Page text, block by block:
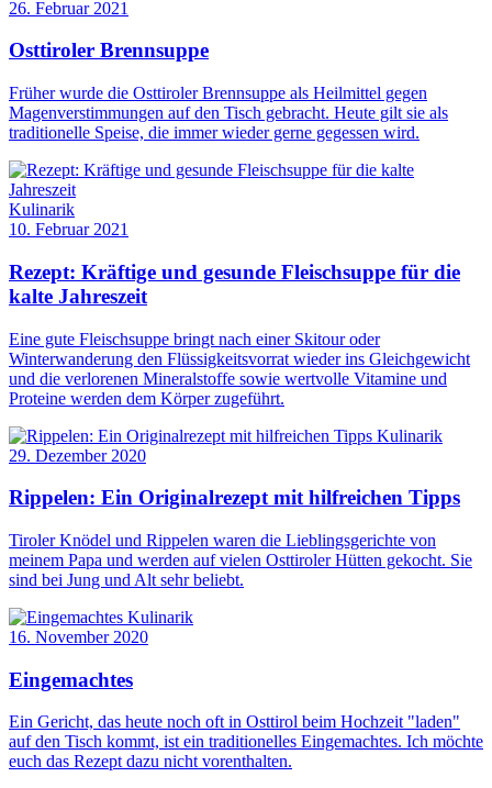
26. Februar 2021
Osttiroler Brennsuppe
Früher wurde die Osttiroler Brennsuppe als Heilmittel gegen
Magenverstimmungen auf den Tisch gebracht. Heute gilt sie als
traditionelle Speise, die immer wieder gerne gegessen wird.
Kulinarik
10. Februar 2021
Rezept: Kräftige und gesunde Fleischsuppe für die
kalte Jahreszeit
Eine gute Fleischsuppe bringt nach einer Skitour oder
Winterwanderung den Flüssigkeitsvorrat wieder ins Gleichgewicht
und die verlorenen Mineralstoffe sowie wertvolle Vitamine und
Proteine werden dem Körper zugeführt.
Kulinarik
29. Dezember 2020
Rippelen: Ein Originalrezept mit hilfreichen Tipps
Tiroler Knödel und Rippelen waren die Lieblingsgerichte von
meinem Papa und werden auf vielen Osttiroler Hütten gekocht. Sie
sind bei Jung und Alt sehr beliebt.
Kulinarik
16. November 2020
Eingemachtes
Ein Gericht, das heute noch oft in Osttirol beim Hochzeit "laden"
auf den Tisch kommt, ist ein traditionelles Eingemachtes. Ich möchte
euch das Rezept dazu nicht vorenthalten.